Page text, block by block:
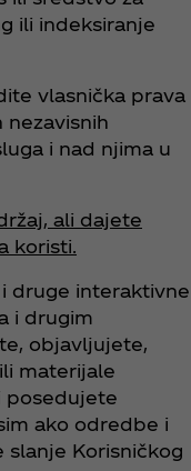
ili indeksiranje
vlasnička prava
nezavisnih
i nad njima u
ali dajete
koristi.
druge interaktivne
i drugim
objavljujete,
materijale
posedujete
ako odredbe i
slanje Korisničkog